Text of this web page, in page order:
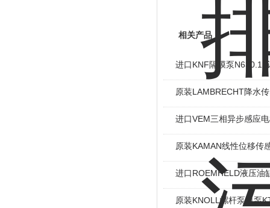
相关产品
进口KNF隔膜泵
原装LAMBRECHT降水
进口VEM三相异步感应
原装KAMAN线性位移传
进口ROEMHELD液压油
原装KNOLL螺杆泵单泵